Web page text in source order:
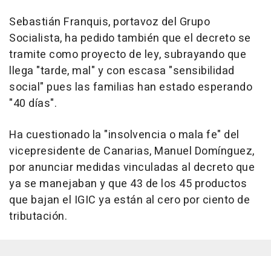
Sebastián Franquis, portavoz del Grupo
Socialista, ha pedido también que el decreto se
tramite como proyecto de ley, subrayando que
llega "tarde, mal" y con escasa "sensibilidad
social" pues las familias han estado esperando
"40 días".
Ha cuestionado la "insolvencia o mala fe" del
vicepresidente de Canarias, Manuel Domínguez,
por anunciar medidas vinculadas al decreto que
ya se manejaban y que 43 de los 45 productos
que bajan el IGIC ya están al cero por ciento de
tributación.